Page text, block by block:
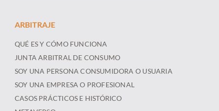
ARBITRAJE
QUÉ ES Y CÓMO FUNCIONA
JUNTA ARBITRAL DE CONSUMO
SOY UNA PERSONA CONSUMIDORA O USUARIA
SOY UNA EMPRESA O PROFESIONAL
CASOS PRÁCTICOS E HISTÓRICO